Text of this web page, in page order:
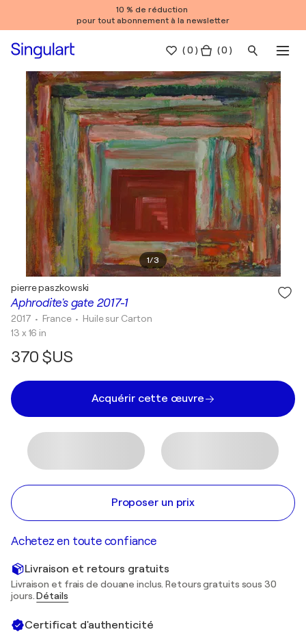
10 % de réduction
pour tout abonnement à la newsletter
(0 ) ( 0 )
1/3
Aphrodite's gate 2017-1
pierre paszkowski
2017 • France • Huile sur Carton
13 x 16 in
370 $US
Acquérir cette œuvre
Proposer un prix
Achetez en toute confiance
Livraison et retours gratuits
Livraison et frais de douane inclus. Retours gratuits sous 30
jours.Détails
Certificat d'authenticité